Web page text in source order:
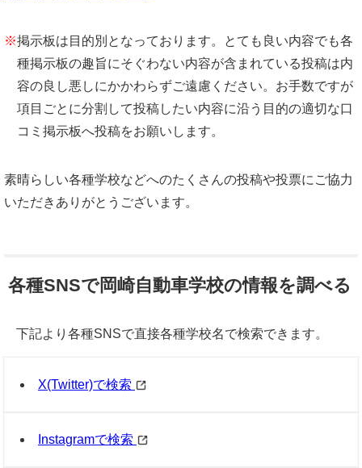
※掲示板は目的別となっております。とても良い内容でも各
種掲示板の趣旨にそぐわない内容が含まれている投稿は内
容の良し悪しにかかわらずご遠慮ください。お手数ですが
項目ごとに分割して投稿したい内容に沿う目的の適切な口
コミ掲示板へ投稿をお願いします。
素晴らしい各種学校などへのたくさんの投稿や投票にご協力
いただきありがとうございます。
各種SNSで岡崎自動車学校の情報を調べる
下記より各種SNSで直接各種学校名で検索できます。
X(Twitter)で検索
Instagramで検索